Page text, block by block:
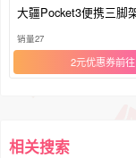
大疆Pocket3便携三脚
杆
销量27
2元优惠券
相关搜索